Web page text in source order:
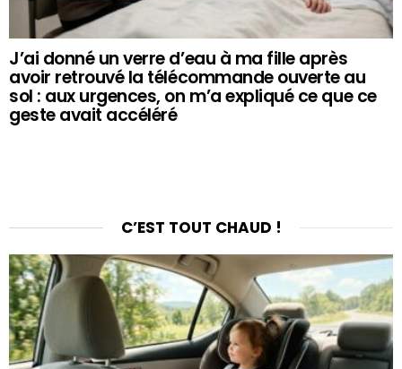
J’ai donné un verre d’eau à ma fille après
avoir retrouvé la télécommande ouverte au
sol : aux urgences, on m’a expliqué ce que ce
geste avait accéléré
C’EST TOUT CHAUD !